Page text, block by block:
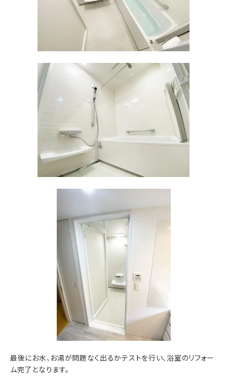
最後にお水、お湯が問題なく出るかテストを行い、浴室のリフォー
ム完了となります。